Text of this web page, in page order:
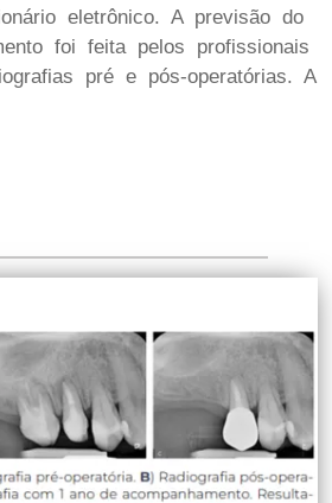
eletrônico. A previsão do
foi feita pelos profissionais
pré e pós-operatórias. A